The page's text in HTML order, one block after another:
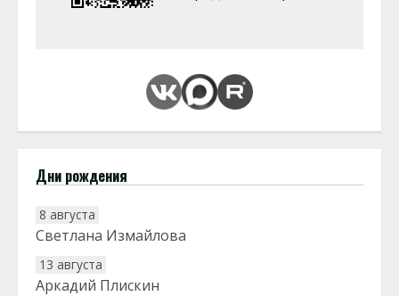
Дни рождения
8 августа
Светлана Измайлова
13 августа
Аркадий Плискин